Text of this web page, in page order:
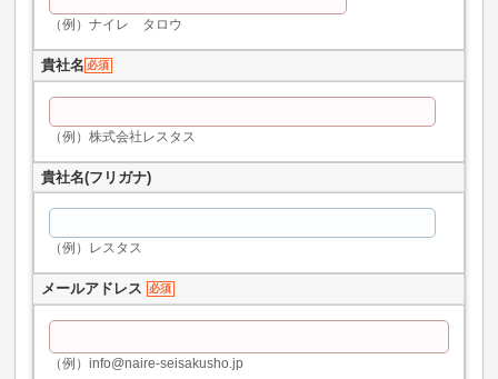
（例）ナイレ タロウ
貴社名 必須
（例）株式会社レスタス
貴社名(フリガナ)
（例）レスタス
メールアドレス 必須
（例）info@naire-seisakusho.jp